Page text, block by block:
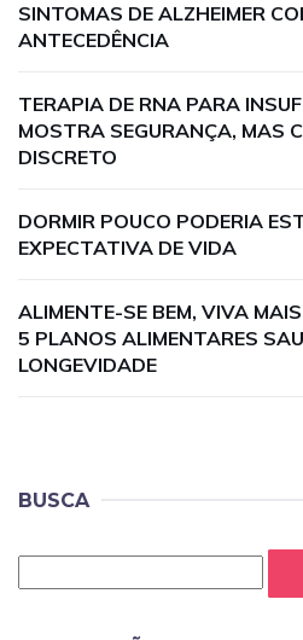
SINTOMAS DE ALZHEIMER
ANTECEDÊNCIA
TERAPIA DE RNA PARA
MOSTRA SEGURANÇA, MAS
DISCRETO
DORMIR POUCO PODERIA
EXPECTATIVA DE VIDA
ALIMENTE-SE BEM, VIVA
5 PLANOS ALIMENTARES
LONGEVIDADE
BUSCA